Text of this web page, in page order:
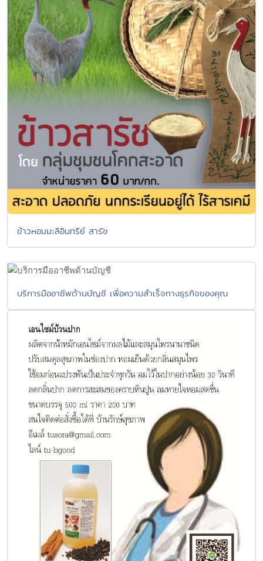
ข้าวหอมมะลิอินทรีย์ สารัช
บริการมืออาชีพด้านบัญชี เพื่อความสำเร็จทางธุรกิจของคุณ